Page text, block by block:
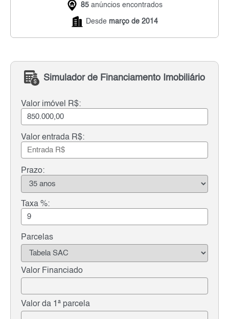
85 anúncios encontrados
Desde março de 2014
Simulador de Financiamento Imobiliário
Valor imóvel R$:
Valor entrada R$:
Prazo:
Taxa %:
Parcelas
Valor Financiado
Valor da 1ª parcela